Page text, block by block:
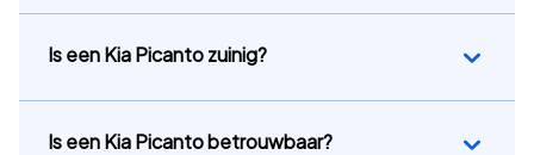
Is een Kia Picanto zuinig?
Is een Kia Picanto betrouwbaar?